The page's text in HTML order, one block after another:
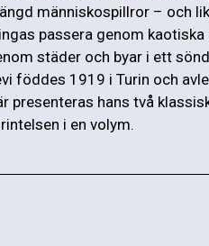
människospillror – och
passera genom kaotiska
städer och byar i ett
föddes 1919 i Turin och
presenteras hans två
i en volym.